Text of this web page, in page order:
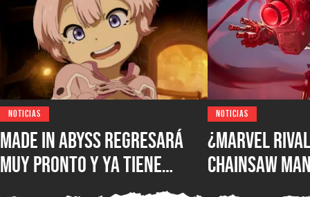
NOTICIAS
Made in Abyss regresará
muy pronto y ya tiene
ventana de estreno, la
NOTICIAS
¿Marvel
Chainsaw
comparan a